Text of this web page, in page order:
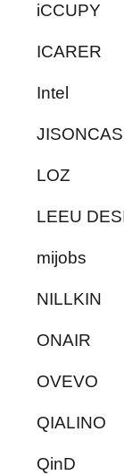
iCCUPY
ICARER
Intel
LOZ
LEEU
mijobs
NILLKIN
ONAIR
OVEVO
QIALINO
QinD